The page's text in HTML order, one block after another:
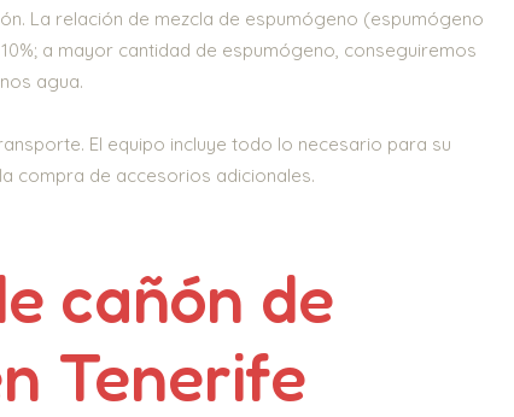
La relación de mezcla de espumógeno (espumógeno
a mayor cantidad de espumógeno, conseguiremos
agua.
El equipo incluye todo lo necesario para su
compra de accesorios adicionales.
cañón de
Tenerife